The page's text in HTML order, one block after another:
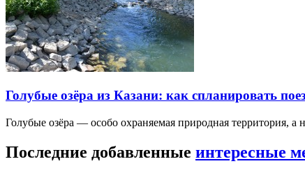
Голубые озёра из Казани: как спланировать
Голубые озёра — особо охраняемая природная территория,
Последние добавленные интересные